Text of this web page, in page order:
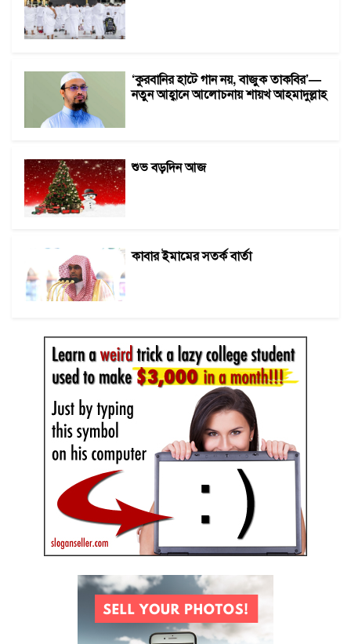
‘কুরবানির হাটে গান নয়, বাজুক তাকবির’—
নতুন আহ্বানে আলোচনায় শায়খ আহমাদুল্লাহ
শুভ বড়দিন আজ
কাবার ইমামের সতর্ক বার্তা